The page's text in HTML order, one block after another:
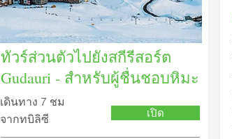
ทัวร์ส่วนตัวไปยังสกีรีสอร์ต
Gudauri - สำหรับผู้ชื่นชอบหิมะ
เดินทาง 7 ชม
จากทบิลิซี เปิด